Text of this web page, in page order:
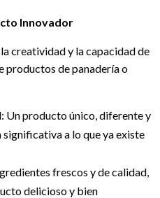
Innovador
creatividad y la capacidad de
productos de panadería o
Un producto único, diferente y
a lo que ya existe
frescos y de calidad,
delicioso y bien